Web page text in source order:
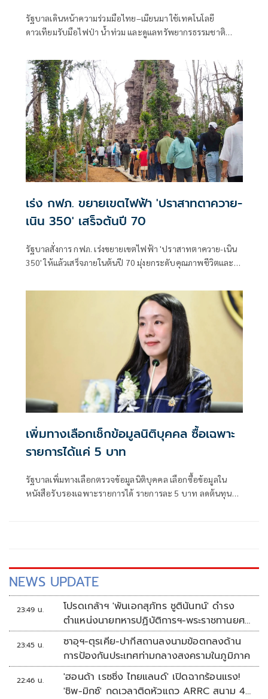
รัฐบาลเดินหน้าความร่วมมือไทย–เมียนมา ใช้เทคโนโลยี
ดาวเทียมรับมือไฟป่า น้ำท่วม และดูแลทรัพยากรธรรมชาติ
เร่ง กฟภ. ขยายเขตไฟฟ้า 'ปราสาทตาควาย-
เนิน 350' เสร็จต้นปี 70
รัฐบาลสั่งการ กฟภ. เร่งขยายเขตไฟฟ้า 'ปราสาทตาควาย-เนิน
350' ให้แล้วเสร็จภายในต้นปี 70 มุ่งยกระดับคุณภาพชีวิตและ
เพิ่มทางเลือกเช็กข้อมูลนิติบุคคล ซื้อเฉพาะ
รายการได้แค่ 5 บาท
รัฐบาลเพิ่มทางเลือกตรวจข้อมูลนิติบุคคล เลือกซื้อข้อมูลใน
หนังสือรับรองเฉพาะรายการได้ รายการละ 5 บาท ลดต้นทุน
NEWS UPDATE
23:49 น.
โปรดเกล้าฯ 'พันเอกสุภัทร ชูตินันทน์' ดำรง
ตำแหน่งนายทหารปฏิบัติการฯ-พระราชทานยศ
'พลตรี'
23:45 น.
ซาอุฯ-ตุรเคีย-ปากีสถานลงนามข้อตกลงด้าน
การป้องกันประเทศท่ามกลางสงครามในภูมิภาค
22:46 น.
'ฮอนด้า เรซซิ่ง ไทยแลนด์' เปิดฉากร้อนแรง!
'ชิพ-มิกซ์' กดเวลาติดหัวแถว ARRC สนาม 4